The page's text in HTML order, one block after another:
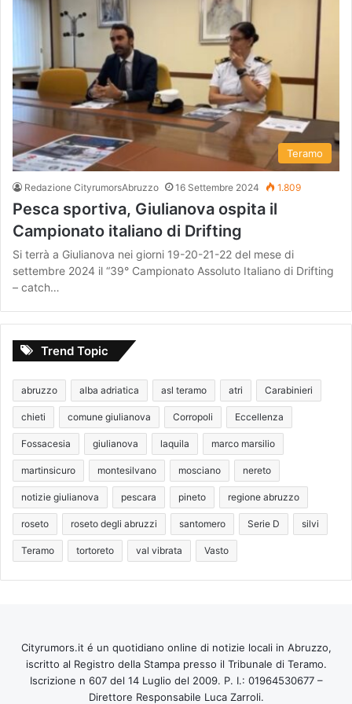
Teramo
Redazione CityrumorsAbruzzo 16 Settembre 2024 1.809
Pesca sportiva, Giulianova ospita il
Campionato italiano di Drifting
Si terrà a Giulianova nei giorni 19-20-21-22 del mese di
settembre 2024 il “39° Campionato Assoluto Italiano di Drifting
– catch…
Trend Topic
abruzzo alba adriatica asl teramo atri Carabinieri
chieti comune giulianova Corropoli Eccellenza
Fossacesia giulianova laquila marco marsilio
martinsicuro montesilvano mosciano nereto
notizie giulianova pescara pineto regione abruzzo
roseto roseto degli abruzzi santomero Serie D silvi
Teramo tortoreto val vibrata Vasto
Cityrumors.it é un quotidiano online di notizie locali in Abruzzo,
iscritto al Registro della Stampa presso il Tribunale di Teramo.
Iscrizione n 607 del 14 Luglio del 2009. P. I.: 01964530677 –
Direttore Responsabile Luca Zarroli.